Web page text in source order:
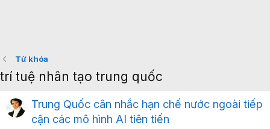
Từ khóa
trí tuệ nhân tạo trung quốc
Trung Quốc cân nhắc hạn chế nước ngoài tiếp
cận các mô hình AI tiên tiến